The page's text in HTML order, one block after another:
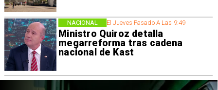
El Jueves Pasado A Las 9:49
Ministro Quiroz detalla
megarreforma tras cadena
nacional de Kast
NACIONAL